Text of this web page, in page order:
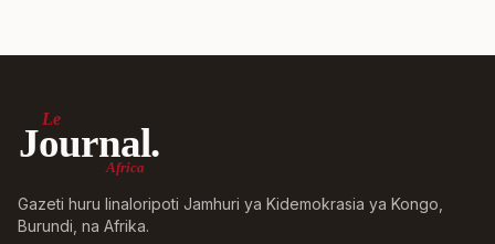
Le
Journal.
Africa
Gazeti huru linaloripoti Jamhuri ya Kidemokrasia ya Kongo,
Burundi, na Afrika.